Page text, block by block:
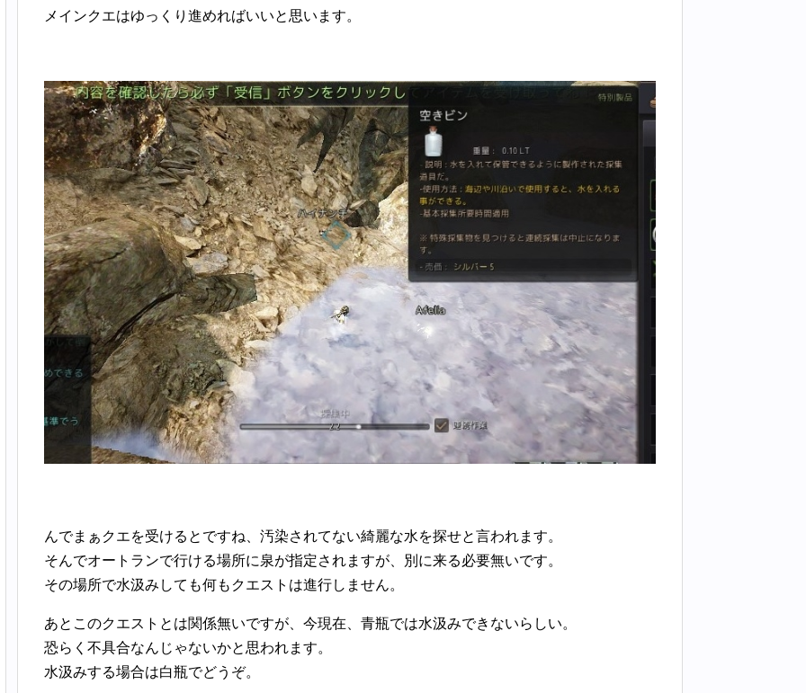
メインクエはゆっくり進めればいいと思います。
んでまぁクエを受けるとですね、汚染されてない綺麗な水を探せと言われます。
そんでオートランで行ける場所に泉が指定されますが、別に来る必要無いです。
その場所で水汲みしても何もクエストは進行しません。
あとこのクエストとは関係無いですが、今現在、青瓶では水汲みできないらしい。
恐らく不具合なんじゃないかと思われます。
水汲みする場合は白瓶でどうぞ。